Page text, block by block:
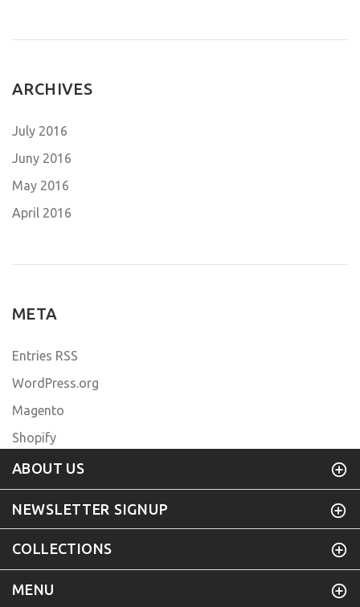
ARCHIVES
July 2016
Juny 2016
May 2016
April 2016
META
Entries RSS
WordPress.org
Magento
Shopify
ABOUT US
NEWSLETTER SIGNUP
COLLECTIONS
MENU